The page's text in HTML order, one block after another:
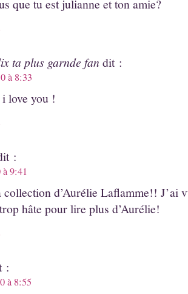
que tu est julianne et ton amie?
ta plus garnde fan dit :
à 8:33
love you !
:
9:41
collection d’Aurélie Laflamme!! J’ai
hâte pour lire plus d’Aurélie!
:
à 8:55